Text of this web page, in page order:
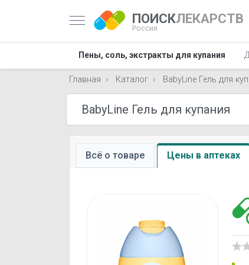
ПОИСКЛЕКАРСТВ
Россия
Пены, соль, экстракты для купания
Главная Каталог BabyLine Гель для
Всё о товаре Цены в аптеках